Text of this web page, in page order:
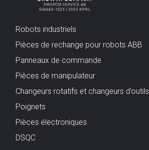
Robots industriels
Pièces de rechange pour robots ABB
Panneaux de commande
Pièces de manipulateur
Changeurs rotatifs et changeurs d’outils
Poignets
Pièces électroniques
DSQC